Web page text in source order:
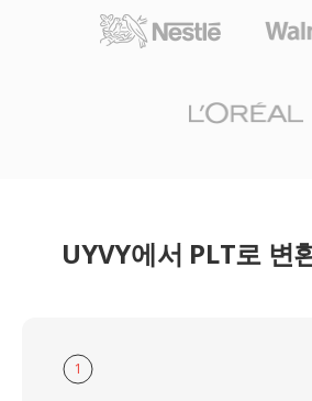
UYVY에서 PLT로 변
1